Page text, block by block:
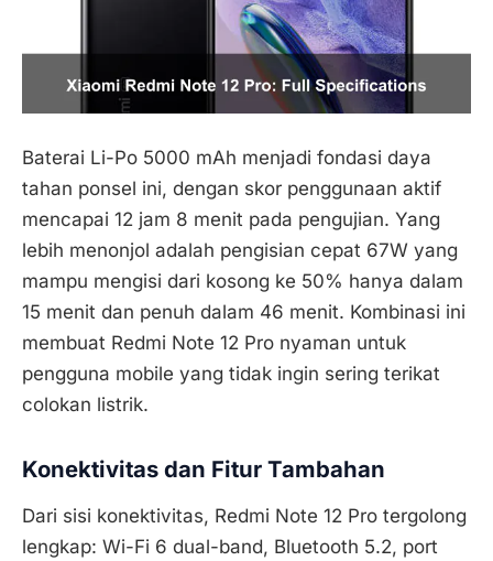
Baterai Li-Po 5000 mAh menjadi fondasi daya
tahan ponsel ini, dengan skor penggunaan aktif
mencapai 12 jam 8 menit pada pengujian. Yang
lebih menonjol adalah pengisian cepat 67W yang
mampu mengisi dari kosong ke 50% hanya dalam
15 menit dan penuh dalam 46 menit. Kombinasi ini
membuat Redmi Note 12 Pro nyaman untuk
pengguna mobile yang tidak ingin sering terikat
colokan listrik.
Konektivitas dan Fitur Tambahan
Dari sisi konektivitas, Redmi Note 12 Pro tergolong
lengkap: Wi-Fi 6 dual-band, Bluetooth 5.2, port